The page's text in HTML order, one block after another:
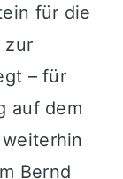
für die
zur
– für
auf dem
Bernd